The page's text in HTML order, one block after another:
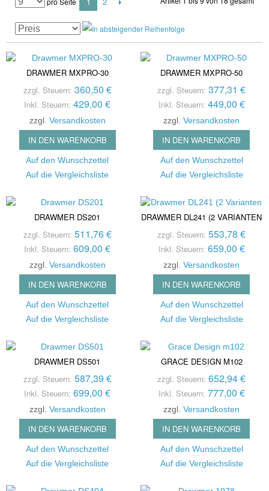
DRAWMER MXPRO-30
zzgl. Steuern: 360,50 €
Inkl. Steuern: 429,00 €
zzgl. Versandkosten
IN DEN WARENKORB
Auf den Wunschzettel
Auf die Vergleichsliste
DRAWMER MXPRO-50
zzgl. Steuern: 377,31 €
Inkl. Steuern: 449,00 €
zzgl.Versandkosten
IN DEN WARENKORB
Auf den Wunschzettel
Auf die Vergleichsliste
DRAWMER DS201
zzgl. Steuern: 511,76 €
Inkl. Steuern: 609,00 €
zzgl. Versandkosten
IN DEN WARENKORB
Auf den Wunschzettel
Auf die Vergleichsliste
DRAWMER DL241 (2 VARIANTEN
zzgl. Steuern: 553,78 €
Inkl. Steuern: 659,00 €
zzgl.Versandkosten
IN DEN WARENKORB
Auf den Wunschzettel
Auf die Vergleichsliste
DRAWMER DS501
zzgl. Steuern: 587,39 €
Inkl. Steuern: 699,00 €
zzgl. Versandkosten
IN DEN WARENKORB
Auf den Wunschzettel
Auf die Vergleichsliste
GRACE DESIGN M102
zzgl. Steuern: 652,94 €
Inkl. Steuern: 777,00 €
zzgl.Versandkosten
IN DEN WARENKORB
Auf den Wunschzettel
Auf die Vergleichsliste